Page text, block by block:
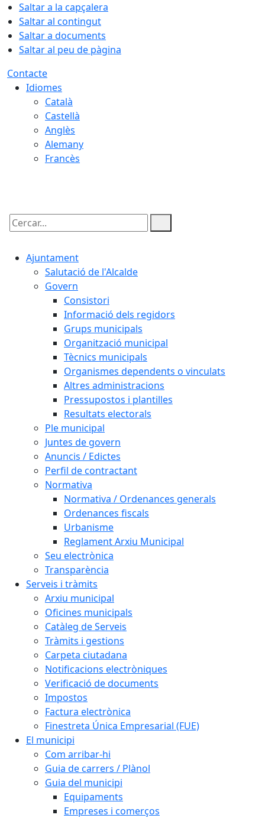
Saltar a la capçalera
Saltar al contingut
Saltar a documents
Saltar al peu de pàgina
Contacte
Idiomes
Català
Castellà
Anglès
Alemany
Francès
Cercar:
Ajuntament
Salutació de l'Alcalde
Govern
Consistori
Informació dels regidors
Grups municipals
Organització municipal
Tècnics municipals
Organismes dependents o vinculats
Altres administracions
Pressupostos i plantilles
Resultats electorals
Ple municipal
Juntes de govern
Anuncis / Edictes
Perfil de contractant
Normativa
Normativa / Ordenances generals
Ordenances fiscals
Urbanisme
Reglament Arxiu Municipal
Seu electrònica
Transparència
Serveis i tràmits
Arxiu municipal
Oficines municipals
Catàleg de Serveis
Tràmits i gestions
Carpeta ciutadana
Notificacions electròniques
Verificació de documents
Impostos
Factura electrònica
Finestreta Única Empresarial (FUE)
El municipi
Com arribar-hi
Guia de carrers / Plànol
Guia del municipi
Equipaments
Empreses i comerços